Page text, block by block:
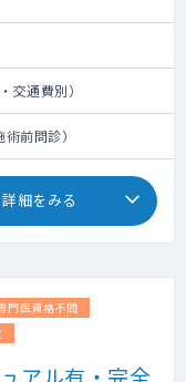
交通費別）
前問診）
詳細をみる
門医資格不問
アル有・完全